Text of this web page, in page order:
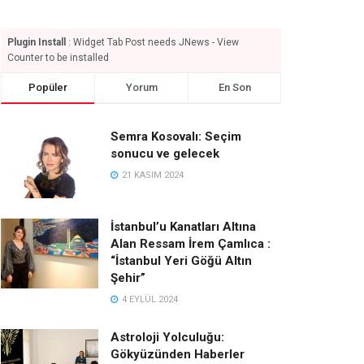
Plugin Install
: Widget Tab Post needs JNews - View
Counter to be installed
Popüler Yorum En Son
Semra Kosovalı: Seçim
sonucu ve gelecek
21 KASIM 2024
İstanbul’u Kanatları Altına
Alan Ressam İrem Çamlıca :
“İstanbul Yeri Göğü Altın
Şehir”
4 EYLÜL 2024
Astroloji Yolculuğu:
Gökyüzünden Haberler